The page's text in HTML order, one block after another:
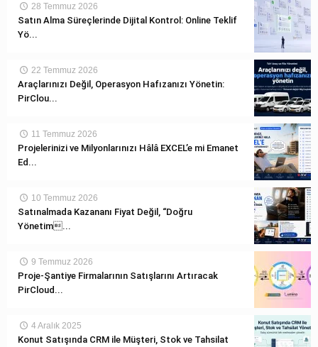
28 Temmuz 2026
Satın Alma Süreçlerinde Dijital Kontrol: Online Teklif
Yö...
22 Temmuz 2026
Araçlarınızı Değil, Operasyon Hafızanızı Yönetin:
PirClou...
11 Temmuz 2026
Projelerinizi ve Milyonlarınızı Hâlâ EXCEL’e mi Emanet
Ed...
10 Temmuz 2026
Satınalmada Kazananı Fiyat Değil, “Doğru
Yönetim...
9 Temmuz 2026
Proje-Şantiye Firmalarının Satışlarını Artıracak
PirCloud...
4 Aralık 2025
Konut Satışında CRM ile Müşteri, Stok ve Tahsilat